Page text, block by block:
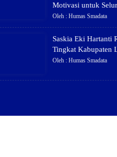
Motivasi untuk
Oleh : Humas Smadata
Saskia Eki Hartanti
Tingkat Kabupaten
Oleh : Humas Smadata